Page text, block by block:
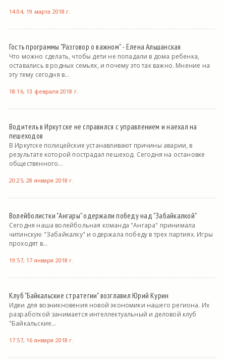
14:04, 19 марта 2018 г.
Гость программы "Разговор о важном" - Елена Альшанская
Что можно сделать, чтобы дети не попадали в дома ребенка,
оставались в родных семьях, и почему это так важно. Мнение на
эту тему сегодня в...
18:16, 13 февраля 2018 г.
Водитель в Иркутске не справился с управлением и наехал на
пешеходов
В Иркутске полицейские устанавливают причины аварии, в
результате которой пострадал пешеход. Сегодня на остановке
общественного...
20:25, 28 января 2018 г.
Волейболистки "Ангары" одержали победу над "Забайкалкой"
Сегодня наша волейбольная команда "Ангара" принимала
читинскую "Забайкалку" и одержала победу в трех партиях. Игры
проходят в...
19:57, 17 января 2018 г.
Клуб "Байкальские стратегии" возглавил Юрий Курин
Идеи для возникновения новой экономики нашего региона. Их
разработкой занимается интеллектуальный и деловой клуб
"Байкальские...
17:57, 16 января 2018 г.